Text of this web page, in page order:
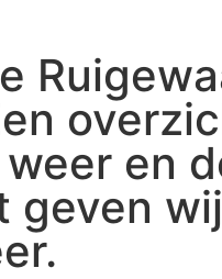
en
geven